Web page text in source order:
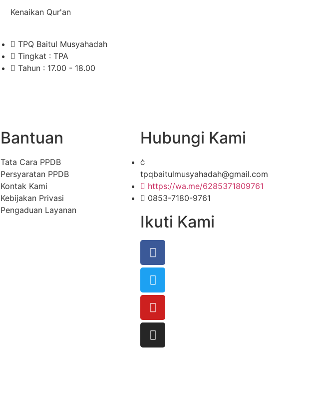
Kenaikan Qur'an
TPQ Baitul Musyahadah
Tingkat : TPA
Tahun : 17.00 - 18.00
Bantuan
Tata Cara PPDB
Persyaratan PPDB
Kontak Kami
Kebijakan Privasi
Pengaduan Layanan
Hubungi Kami
tpqbaitulmusyahadah@gmail.com
https://wa.me/6285371809761
0853-7180-9761
Ikuti Kami